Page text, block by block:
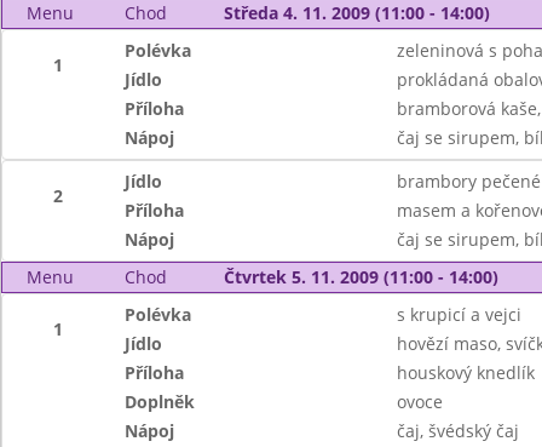
Menu
Chod Středa 4. 11. 2009 (11:00 - 14:00)
1
Polévka
zeleninová s
Jídlo
prokládaná
Příloha
bramborová
Nápoj
čaj se sirupem,
2
Jídlo
brambory
Příloha
masem a
Nápoj
čaj se sirupem,
Menu
Chod Čtvrtek 5. 11. 2009 (11:00 - 14:00)
1
Polévka
s krupicí a vejci
Jídlo
hovězí maso,
Příloha
houskový knedlík
Doplněk
ovoce
Nápoj
čaj, švédský čaj